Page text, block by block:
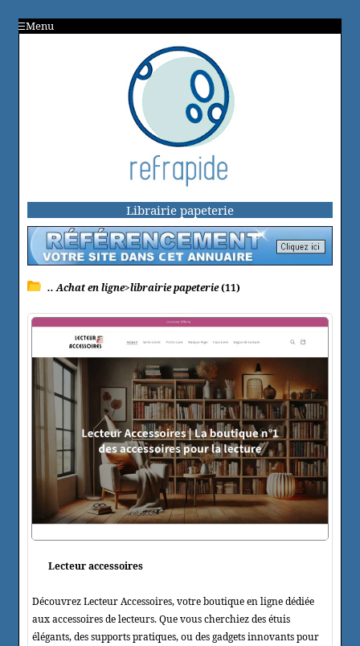
Menu
Librairie papeterie
.. Achat en ligne>librairie papeterie(11)
Lecteur accessoires
Découvrez Lecteur Accessoires, votre boutique en ligne dédiée
aux accessoires de lecteurs. Que vous cherchiez des étuis
élégants, des supports pratiques, ou des gadgets innovants pour